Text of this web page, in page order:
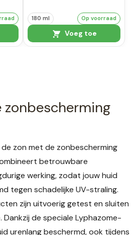
180 ml Op voorraad
Voeg toe
zonbescherming
zon met de zonbescherming
betrouwbare
werking, zodat jouw huid
tegen schadelijke UV-straling.
zijn uitvoerig getest en sluiten
de speciale Lyphazome-
urenlang beschermd, ook tijdens